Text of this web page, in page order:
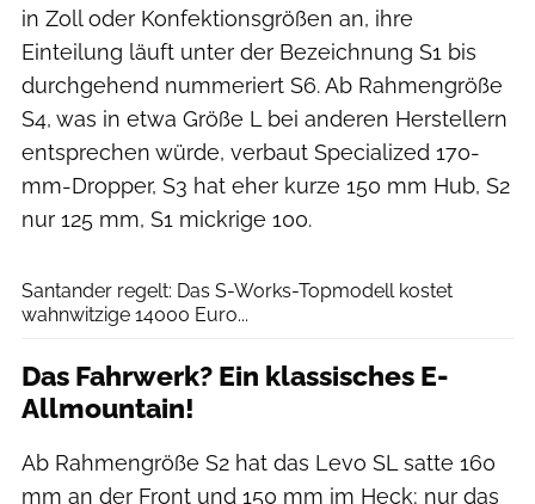
in Zoll oder Konfektionsgrößen an, ihre
Einteilung läuft unter der Bezeichnung S1 bis
durchgehend nummeriert S6. Ab Rahmengröße
S4, was in etwa Größe L bei anderen Herstellern
entsprechen würde, verbaut Specialized 170-
mm-Dropper, S3 hat eher kurze 150 mm Hub, S2
nur 125 mm, S1 mickrige 100.
Santander regelt: Das S-Works-Topmodell kostet
wahnwitzige 14000 Euro...
Das Fahrwerk? Ein klassisches E-
Allmountain!
Ab Rahmengröße S2 hat das Levo SL satte 160
mm an der Front und 150 mm im Heck; nur das